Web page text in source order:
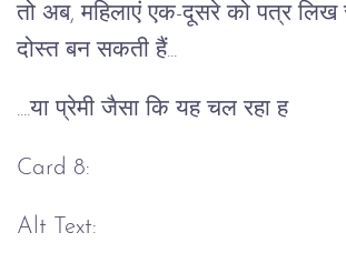
तो अब, महिलाएं एक-दूसरे को पत्र
दोस्त बन सकती हैं...
....या प्रेमी जैसा कि यह चल रहा ह
Card 8:
Alt Text: